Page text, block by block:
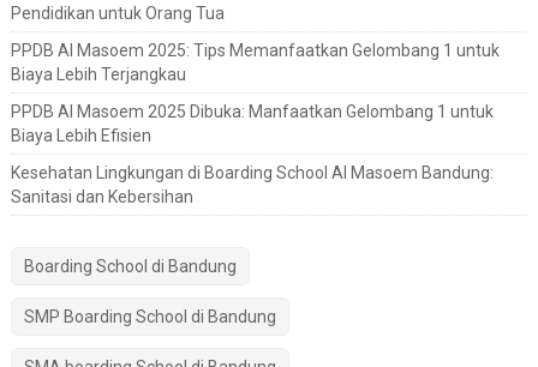
Pendidikan untuk Orang Tua
PPDB Al Masoem 2025: Tips Memanfaatkan Gelombang 1 untuk
Biaya Lebih Terjangkau
PPDB Al Masoem 2025 Dibuka: Manfaatkan Gelombang 1 untuk
Biaya Lebih Efisien
Kesehatan Lingkungan di Boarding School Al Masoem Bandung:
Sanitasi dan Kebersihan
Boarding School di Bandung
SMP Boarding School di Bandung